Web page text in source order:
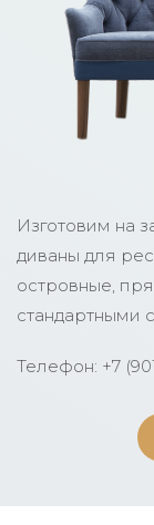
Изготовим на
диваны для
островные,
стандартными
Телефон: +7